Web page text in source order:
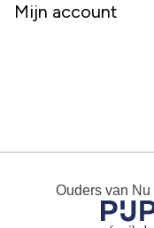
Mijn account
Ouders van Nu